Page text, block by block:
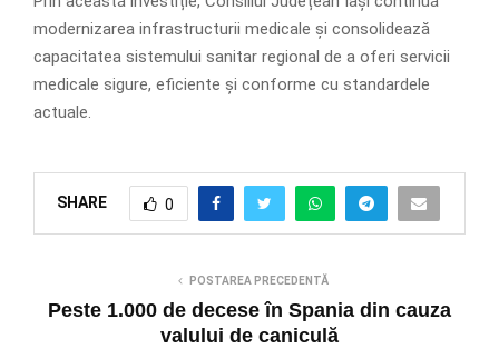
modernizarea infrastructurii medicale și consolidează
capacitatea sistemului sanitar regional de a oferi servicii
medicale sigure, eficiente și conforme cu standardele
actuale.
SHARE 0
POSTAREA PRECEDENTĂ
Peste 1.000 de decese în Spania din cauza
valului de caniculă